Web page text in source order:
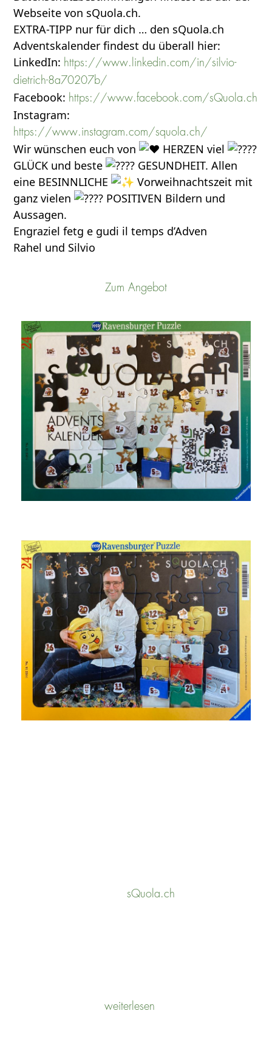
Webseite von sQuola.ch.
EXTRA-TIPP nur für dich … den sQuola.ch
Adventskalender findest du überall hier:
LinkedIn: https://www.linkedin.com/in/silvio-
dietrich-8a70207b/
Facebook: https://www.facebook.com/sQuola.ch
Instagram:
https://www.instagram.com/squola.ch/
Wir wünschen euch von
HERZEN viel
GLÜCK und beste
GESUNDHEIT. Allen
eine BESINNLICHE
Vorweihnachtszeit mit
ganz vielen
POSITIVEN Bildern und
Aussagen.
Engraziel fetg e gudi il temps d’Adven
Rahel und Silvio
Zum Angebot
sQuola.ch
weiterlesen